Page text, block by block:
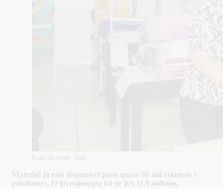
Foto Ronnie Von
Material já está disponível para quase 60 mil crianças e
estudantes. O investimento foi de R$ 11,9 milhões.